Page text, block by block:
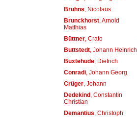
Bruhns , Nicolaus
Brunckhorst, Arnold
Matthias
Büttner, Crato
Buttstedt, Johann Heinrich
Buxtehude, Dietrich
Conradi, Johann Georg
Crüger, Johann
Dedekind, Constantin
Christian
Demantius , Christoph